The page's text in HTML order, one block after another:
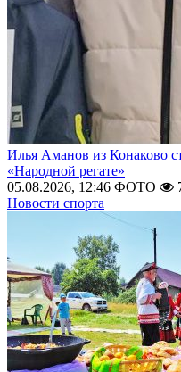
Илья Аманов из Конаково
«Народной регате»
05.08.2026, 12:46 ФОТО
Новости спорта